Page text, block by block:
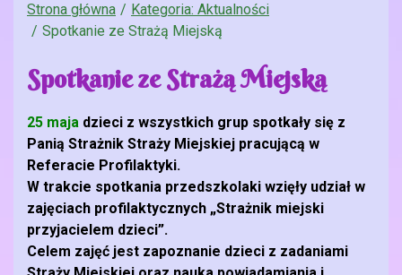
Strona główna
Kategoria: Aktualności
Spotkanie ze Strażą Miejską
Spotkanie ze Strażą Miejską
25 maja dzieci z wszystkich grup spotkały się z
Panią Strażnik Straży Miejskiej pracującą w
Referacie Profilaktyki.
W trakcie spotkania przedszkolaki wzięły udział w
zajęciach profilaktycznych „Strażnik miejski
przyjacielem dzieci”.
Celem zajęć jest zapoznanie dzieci z zadaniami